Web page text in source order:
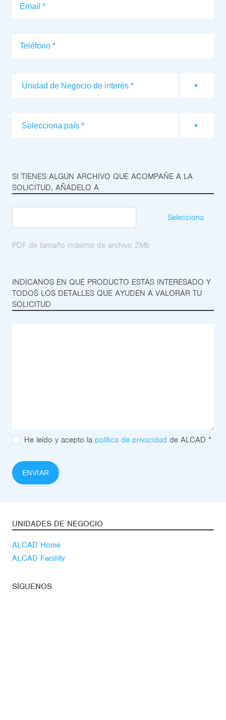
SI TIENES ALGÚN ARCHIVO QUE ACOMPAÑE A LA
SOLICITUD, AÑÁDELO A
Selecciona
PDF de tamaño máximo de archivo 2Mb
INDÍCANOS EN QUÉ PRODUCTO ESTÁS INTERESADO Y
TODOS LOS DETALLES QUE AYUDEN A VALORAR TU
SOLICITUD
He leído y acepto la política de privacidad de ALCAD *
ENVIAR
UNIDADES DE NEGOCIO
ALCAD Home
ALCAD Facility
SÍGUENOS